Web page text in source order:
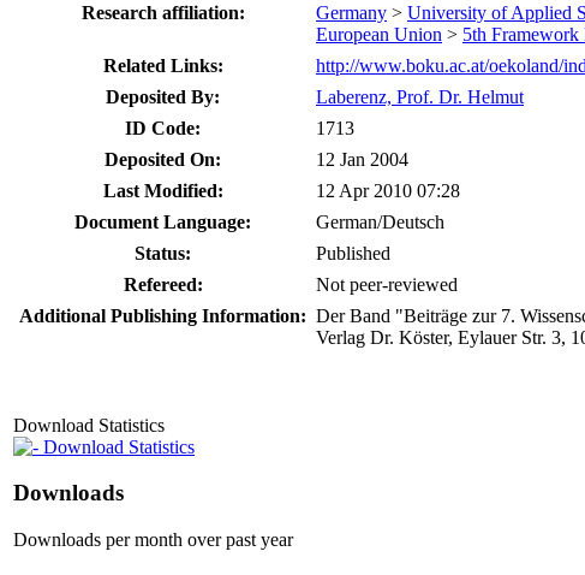
Research affiliation:
Germany > University of Applied
European Union > 5th Framework
Related Links:
http://www.boku.ac.at/oekoland/
Deposited By:
Laberenz, Prof. Dr. Helmut
ID Code:
1713
Deposited On:
12 Jan 2004
Last Modified:
12 Apr 2010 07:28
Document Language:
German/Deutsch
Status:
Published
Refereed:
Not peer-reviewed
Additional Publishing Information: Der Band "Beiträge zur 7.
Verlag Dr. Köster, Eylauer Str. 3,
Download Statistics
Download Statistics
Downloads
Downloads per month over past year